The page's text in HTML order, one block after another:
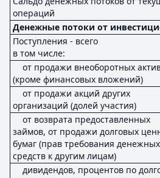
операций
Денежные потоки от
Поступления - всего
в том числе:
от продажи внеоборотных
(кроме финансовых вложений)
от продажи акций других
организаций (долей участия)
от возврата предоставленных
займов, от продажи долговых
бумаг (прав требования денежных
средств к другим лицам)
дивидендов, процентов по